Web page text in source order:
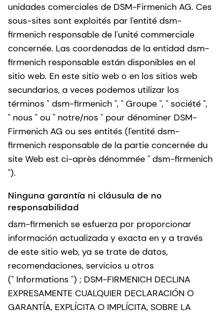
unidades comerciales de DSM-Firmenich AG. Ces
sous-sites sont exploités par l'entité dsm-
firmenich responsable de l'unité commerciale
concernée. Las coordenadas de la entidad dsm-
firmenich responsable están disponibles en el
sitio web. En este sitio web o en los sitios web
secundarios, a veces podemos utilizar los
términos " dsm-firmenich ", " Groupe ", " société ",
" nous " ou " notre/nos " pour dénominer DSM-
Firmenich AG ou ses entités (l'entité dsm-
firmenich responsable de la partie concernée du
site Web est ci-après dénommée " dsm-firmenich
").
Ninguna garantía ni cláusula de no
responsabilidad
dsm-firmenich se esfuerza por proporcionar
información actualizada y exacta en y a través
de este sitio web, ya se trate de datos,
recomendaciones, servicios u otros
(" Informations ") ; DSM-FIRMENICH DECLINA
EXPRESAMENTE CUALQUIER DECLARACIÓN O
GARANTÍA, EXPLÍCITA O IMPLÍCITA, SOBRE LA